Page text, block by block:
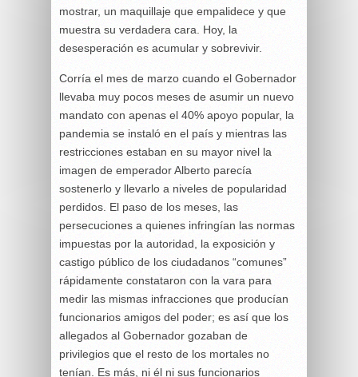
mostrar, un maquillaje que empalidece y que
muestra su verdadera cara. Hoy, la
desesperación es acumular y sobrevivir.
Corría el mes de marzo cuando el Gobernador
llevaba muy pocos meses de asumir un nuevo
mandato con apenas el 40% apoyo popular, la
pandemia se instaló en el país y mientras las
restricciones estaban en su mayor nivel la
imagen de emperador Alberto parecía
sostenerlo y llevarlo a niveles de popularidad
perdidos. El paso de los meses, las
persecuciones a quienes infringían las normas
impuestas por la autoridad, la exposición y
castigo público de los ciudadanos “comunes”
rápidamente constataron con la vara para
medir las mismas infracciones que producían
funcionarios amigos del poder; es así que los
allegados al Gobernador gozaban de
privilegios que el resto de los mortales no
tenían. Es más, ni él ni sus funcionarios